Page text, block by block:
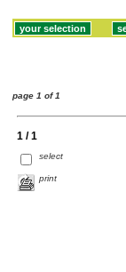
page 1 of 1
1 / 1
select
print